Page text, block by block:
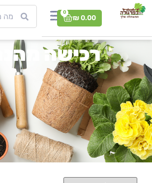
₪0.00
0
רכישה